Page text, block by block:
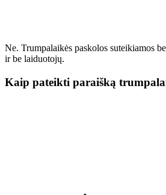
Ne. Trumpalaikės paskolos suteikiamos
ir be laiduotojų.
Kaip pateikti paraišką